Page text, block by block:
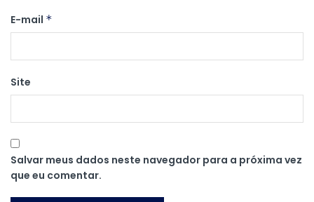
E-mail *
Site
Salvar meus dados neste navegador para a próxima vez
que eu comentar.